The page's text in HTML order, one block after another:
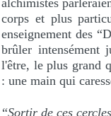
alchimistes
corps et plus
enseignement des
brûler intensément
l'être, le plus grand
: une main qui
“Sortir de ces